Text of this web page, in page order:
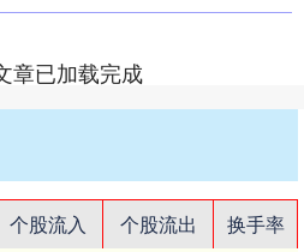
章已加载完成
个股流入 个股流出
换手率